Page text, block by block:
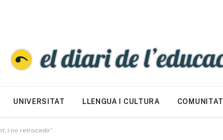
UNIVERSITAT LLENGUA I CULTURA COMUNITAT
i no retrocedir”